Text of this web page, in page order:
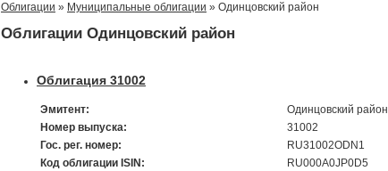
Облигации » Муниципальные облигации » Одинцовский район
Облигации Одинцовский район
Облигация 31002
Эмитент:
Одинцовский район
Номер выпуска:
31002
Гос. рег. номер:
RU31002ODN1
Код облигации ISIN:
RU000A0JP0D5